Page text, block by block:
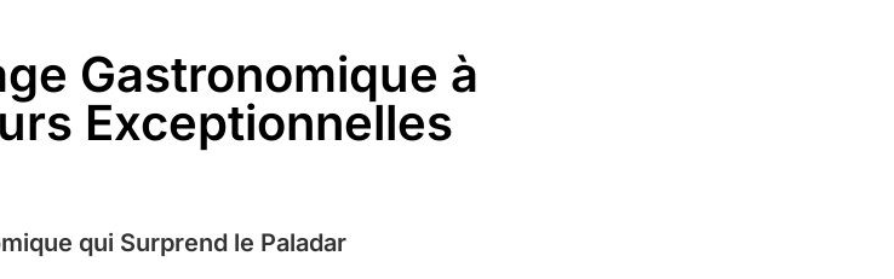
Gastronomique à
Exceptionnelles
qui Surprend le Paladar